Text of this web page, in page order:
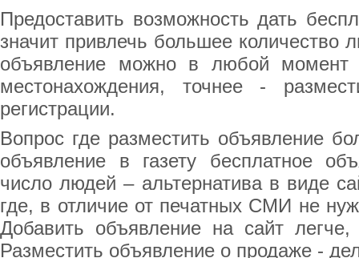
Предоставить возможность дать
значит привлечь большее количество
объявление можно в любой момент
местонахождения, точнее -
регистрации.
Вопрос где разместить объявление
объявление в газету бесплатное
число людей – альтернатива в виде
где, в отличие от печатных СМИ не
Добавить объявление на сайт
Разместить объявление о продаже -